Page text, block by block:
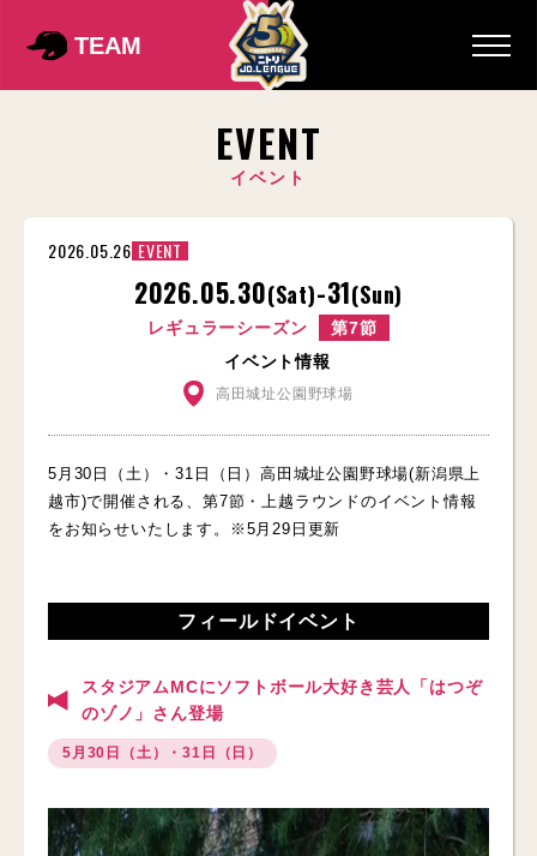
TEAM
EVENT
イベント
2026.05.26 EVENT
2026.05.30(Sat)-31(Sun)
レギュラーシーズン
第7節
イベント情報
高田城址公園野球場
5月30日（土）・31日（日）高田城址公園野球場(新潟県上
越市)で開催される、第7節・上越ラウンドのイベント情報
をお知らせいたします。※5月29日更新
フィールドイベント
スタジアムMCにソフトボール大好き芸人「はつぞ
のゾノ」さん登場
5月30日（土）・31日（日）